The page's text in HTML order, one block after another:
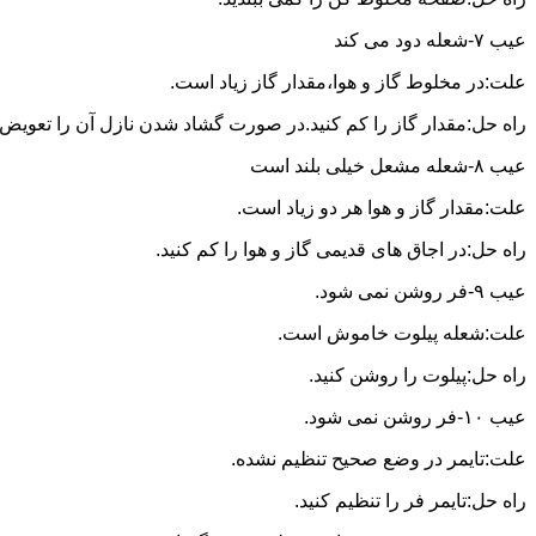
عیب ۷-شعله دود می کند
علت:در مخلوط گاز و هوا،مقدار گاز زیاد است.
راه حل:مقدار گاز را کم کنید.در صورت گشاد شدن نازل آن را تعویض
عیب ۸-شعله مشعل خیلی بلند است
علت:مقدار گاز و هوا هر دو زیاد است.
راه حل:در اجاق های قدیمی گاز و هوا را کم کنید.
عیب ۹-فر روشن نمی شود.
علت:شعله پیلوت خاموش است.
راه حل:پیلوت را روشن کنید.
عیب ۱۰-فر روشن نمی شود.
علت:تایمر در وضع صحیح تنظیم نشده.
راه حل:تایمر فر را تنظیم کنید.